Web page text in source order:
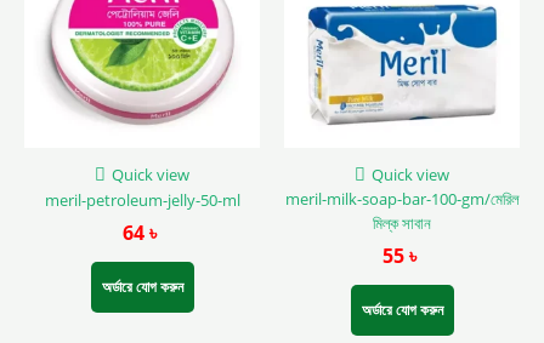
Quick view
meril-petroleum-jelly-50-ml
64৳
অর্ডারে যোগ করুন
Quick view
meril-milk-soap-bar-100-gm/মেরিল
মিল্ক সাবান
55৳
অর্ডারে যোগ করুন